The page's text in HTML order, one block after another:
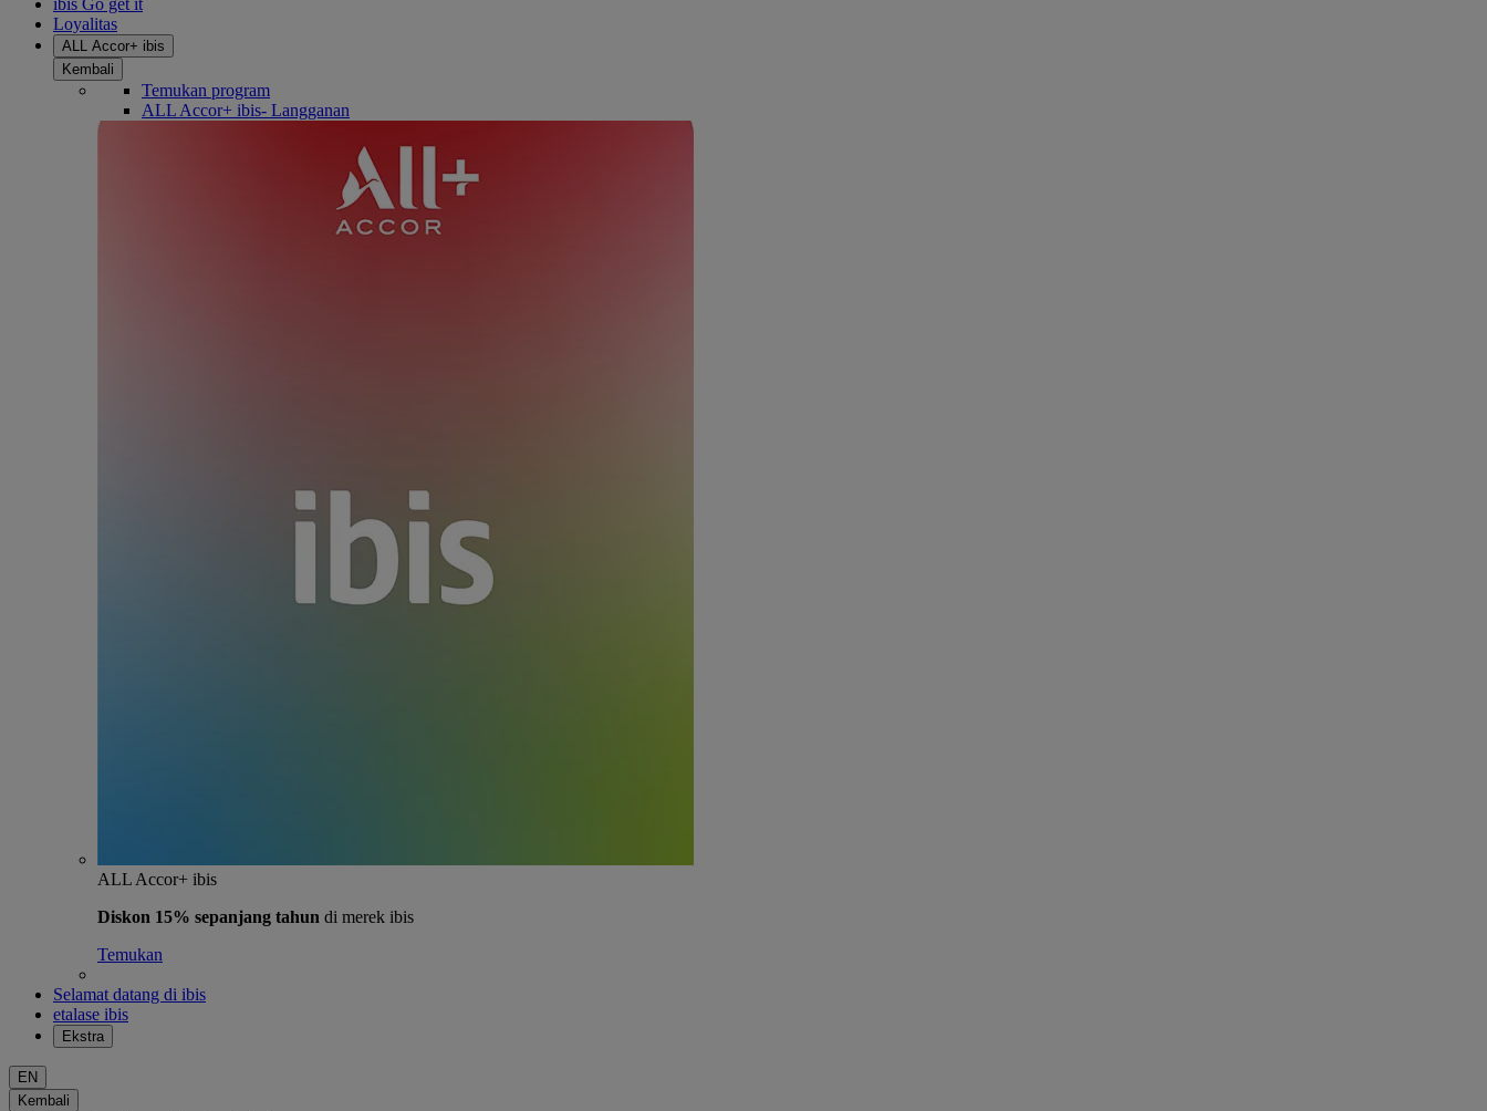
ibis Go get it
Loyalitas
ALL Accor+ ibis
Kembali
Temukan program
ALL Accor+ ibis- Langganan
ALL Accor+ ibis
Diskon 15% sepanjang tahun di merek ibis
Temukan
Selamat datang di ibis
etalase ibis
Ekstra
EN
Kembali